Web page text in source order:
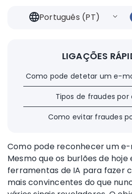
Português (PT)
LIGAÇÕES
Como pode detetar um e-
Tipos de fraudes
Como evitar fraudes
Como pode reconhecer um e-
Mesmo que os burlões de hoje
ferramentas de IA para fazer
mais convincentes do que